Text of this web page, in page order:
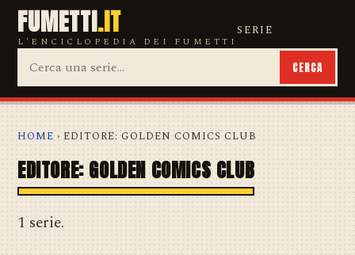
FUMETTI.IT
L'ENCICLOPEDIA DEI FUMETTI
SERIE
CERCA
HOME › EDITORE: GOLDEN COMICS CLUB
EDITORE: GOLDEN COMICS CLUB
1 serie.